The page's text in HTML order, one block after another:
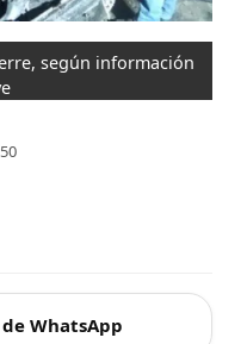
según información
WhatsApp